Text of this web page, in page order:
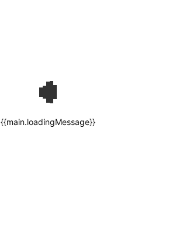
{{main.loadingMessage}}